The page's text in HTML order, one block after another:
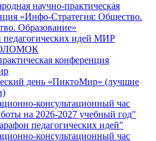
научно-практическая
«Инфо-Стратегия: Общество.
Образование»
идей МИР
конференция
день «ПиктоМир» (лучшие
консультационный час
на 2026-2027 учебный год"
педагогических идей"
консультационный час